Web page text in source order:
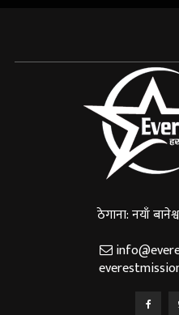
ठेगाना: नयाँ